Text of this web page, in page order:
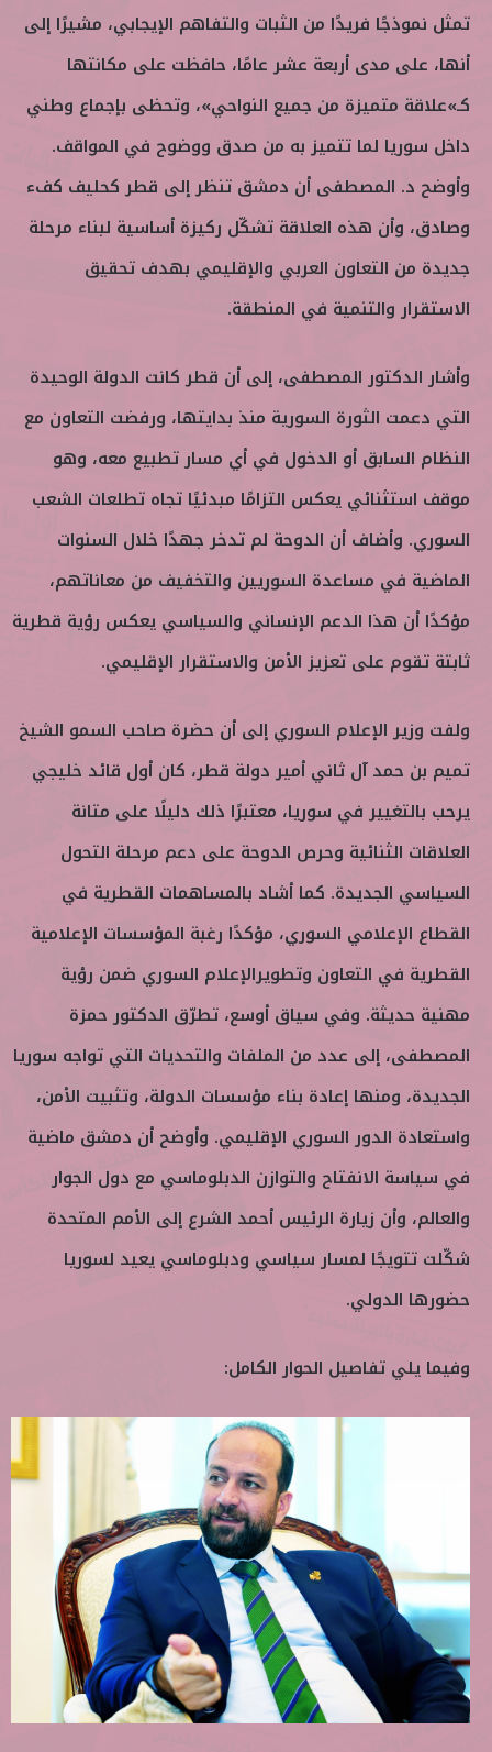
ي
تمثل نموذجًا فريدًا من الثبات والتفاهم الإيجابي، مشيرًا إلى
أنها، على مدى أربعة عشر عامًا، حافظت على مكانتها
كـ»علاقة متميزة من جميع النواحي»، وتحظى بإجماع وطني
داخل سوريا لما تتميز به من صدق ووضوح في المواقف.
وأوضح د. المصطفى أن دمشق تنظر إلى قطر كحليف كفء
وصادق، وأن هذه العلاقة تشكّل ركيزة أساسية لبناء مرحلة
جديدة من التعاون العربي والإقليمي بهدف تحقيق
الاستقرار والتنمية في المنطقة.
وأشار الدكتور المصطفى، إلى أن قطر كانت الدولة الوحيدة
التي دعمت الثورة السورية منذ بدايتها، ورفضت التعاون مع
النظام السابق أو الدخول في أي مسار تطبيع معه، وهو
موقف استثنائي يعكس التزامًا مبدئيًا تجاه تطلعات الشعب
السوري. وأضاف أن الدوحة لم تدخر جهدًا خلال السنوات
الماضية في مساعدة السوريين والتخفيف من معاناتهم،
مؤكدًا أن هذا الدعم الإنساني والسياسي يعكس رؤية قطرية
ثابتة تقوم على تعزيز الأمن والاستقرار الإقليمي.
ولفت وزير الإعلام السوري إلى أن حضرة صاحب السمو الشيخ
تميم بن حمد آل ثاني أمير دولة قطر، كان أول قائد خليجي
يرحب بالتغيير في سوريا، معتبرًا ذلك دليلًا على متانة
العلاقات الثنائية وحرص الدوحة على دعم مرحلة التحول
السياسي الجديدة. كما أشاد بالمساهمات القطرية في
القطاع الإعلامي السوري، مؤكدًا رغبة المؤسسات الإعلامية
القطرية في التعاون وتطويرالإعلام السوري ضمن رؤية
مهنية حديثة. وفي سياق أوسع، تطرّق الدكتور حمزة
المصطفى، إلى عدد من الملفات والتحديات التي تواجه سوريا
الجديدة، ومنها إعادة بناء مؤسسات الدولة، وتثبيت الأمن،
واستعادة الدور السوري الإقليمي. وأوضح أن دمشق ماضية
في سياسة الانفتاح والتوازن الدبلوماسي مع دول الجوار
والعالم، وأن زيارة الرئيس أحمد الشرع إلى الأمم المتحدة
شكّلت تتويجًا لمسار سياسي ودبلوماسي يعيد لسوريا
حضورها الدولي.
وفيما يلي تفاصيل الحوار الكامل: